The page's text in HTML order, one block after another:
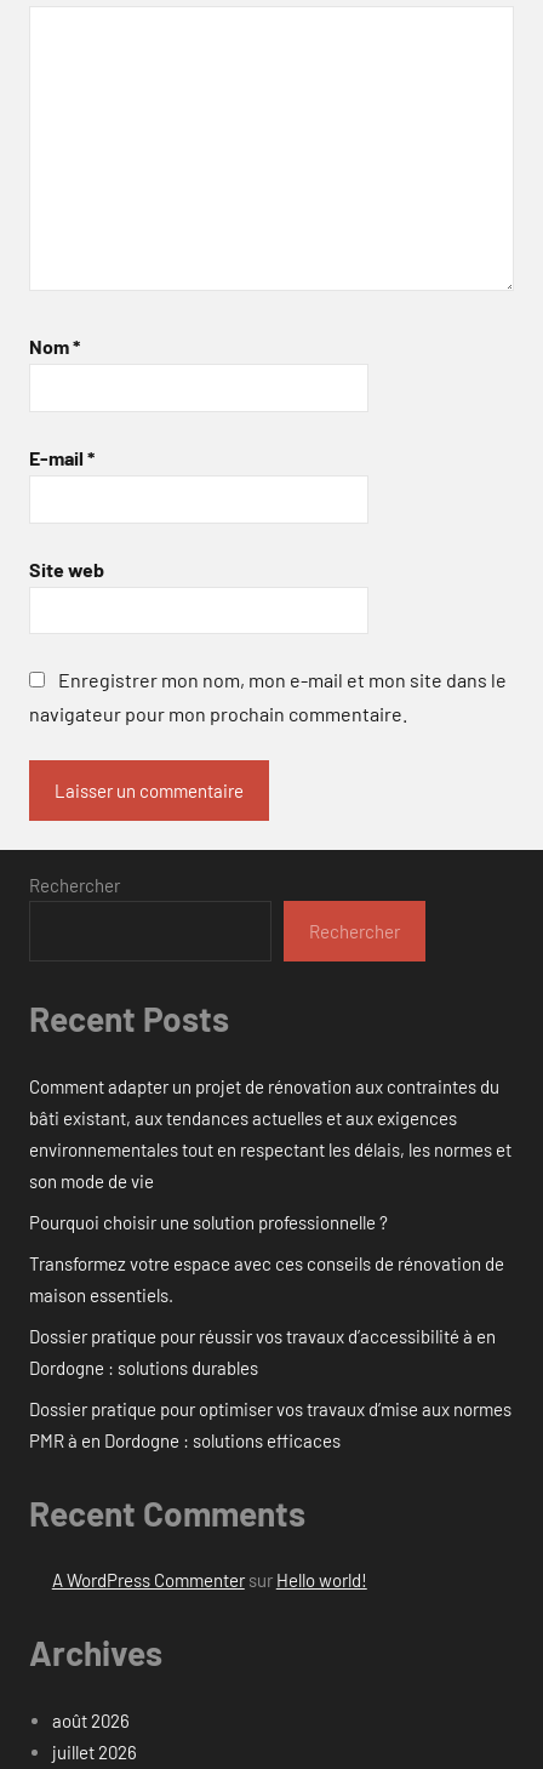
Nom*
E-mail *
Site web
Enregistrer mon nom, mon e-mail et mon site dans le
navigateur pour mon prochain commentaire.
Rechercher
Rechercher
Recent Posts
Comment adapter un projet de rénovation aux contraintes du
bâti existant, aux tendances actuelles et aux exigences
environnementales tout en respectant les délais, les normes et
son mode de vie
Pourquoi choisir une solution professionnelle ?
Transformez votre espace avec ces conseils de rénovation de
maison essentiels.
Dossier pratique pour réussir vos travaux d’accessibilité à en
Dordogne : solutions durables
Dossier pratique pour optimiser vos travaux d’mise aux normes
PMR à en Dordogne : solutions efficaces
Recent Comments
A WordPress Commentersur Hello world!
Archives
août 2026
juillet 2026